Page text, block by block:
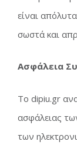
είναι
σωστά και
Ασφάλεια
Το dipiu.gr
ασφάλειας
των